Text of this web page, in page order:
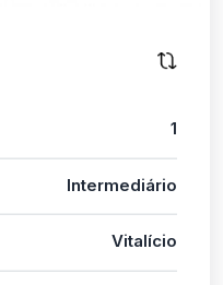
1
Intermediário
Vitalício